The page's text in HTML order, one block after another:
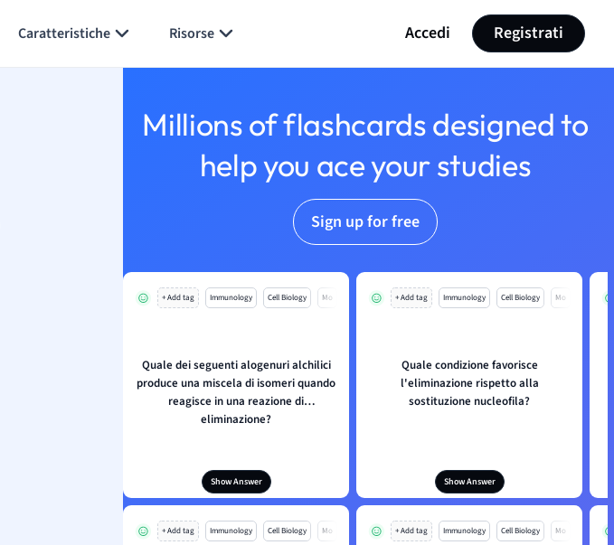
Caratteristiche Risorse Accedi Registrati
Millions of flashcards designed to
help you ace your studies
Sign up for free
+ Add tag Immunology Cell Biology Mo
Quale dei seguenti alogenuri alchilici
produce una miscela di isomeri quando
reagisce in una reazione di
eliminazione?
Show Answer
+ Add tag Immunology Cell Biology Mo
Quale condizione favorisce
l'eliminazione rispetto alla
sostituzione nucleofila?
Show Answer
+ Add tag Immunology Cell Biology Mo + Add tag Immunology Cell Biology Mo